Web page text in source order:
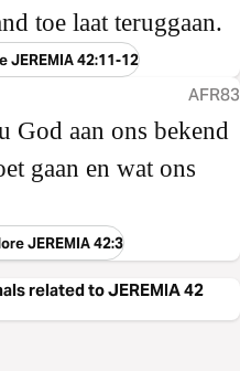
toe laat teruggaan.
JEREMIA 42:11-12
AFR83
God aan ons bekend
gaan en wat ons
JEREMIA 42:3
related to JEREMIA 42